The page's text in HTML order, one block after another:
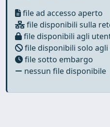
file ad accesso aperto
file disponibili sulla
file disponibili agli
file disponibili solo
file sotto embargo
nessun file disponibile